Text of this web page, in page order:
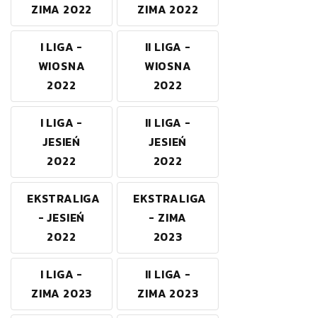
ZIMA 2022
ZIMA 2022
I LIGA -
WIOSNA
2022
II LIGA -
WIOSNA
2022
I LIGA -
JESIEŃ
2022
II LIGA -
JESIEŃ
2022
EKSTRALIGA
- JESIEŃ
2022
EKSTRALIGA
- ZIMA
2023
I LIGA -
ZIMA 2023
II LIGA -
ZIMA 2023